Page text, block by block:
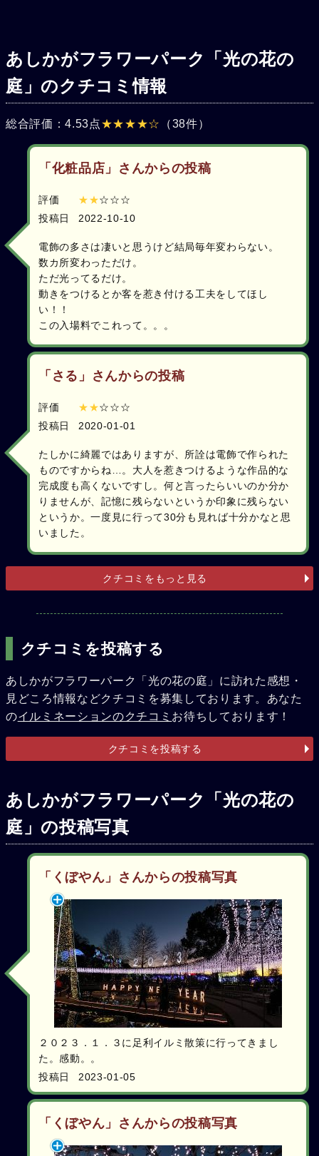
あしかがフラワーパーク「光の花の
庭」のクチコミ情報
総合評価：4.53点★★★★☆ （38件）
「化粧品店」さんからの投稿
評価 ★★☆☆☆
投稿日
2022-10-10
電飾の多さは凄いと思うけど結局毎年変わらない。
数カ所変わっただけ。
ただ光ってるだけ。
動きをつけるとか客を惹き付ける工夫をしてほし
い！！
この入場料でこれって。。。
「さる」さんからの投稿
評価 ★★☆☆☆
投稿日
2020-01-01
たしかに綺麗ではありますが、所詮は電飾で作られた
ものですからね…。大人を惹きつけるような作品的な
完成度も高くないですし。何と言ったらいいのか分か
りませんが、記憶に残らないというか印象に残らない
というか。一度見に行って30分も見れば十分かなと思
いました。
クチコミをもっと見る
クチコミを投稿する
あしかがフラワーパーク「光の花の庭」に訪れた感想・
見どころ情報などクチコミを募集しております。あなた
のイルミネーションのクチコミ お待ちしております！
クチコミを投稿する
あしかがフラワーパーク「光の花の
庭」の投稿写真
「くぼやん」さんからの投稿写真
２０２３．１．３に足利イルミ散策に行ってきまし
た。感動。。
投稿日
2023-01-05
「くぼやん」さんからの投稿写真